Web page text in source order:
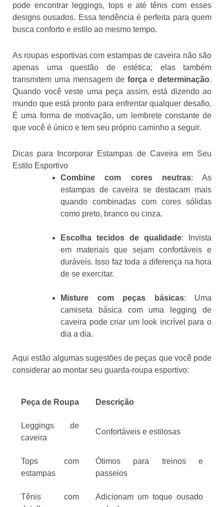
pode encontrar leggings, tops e até tênis com esses
designs ousados. Essa tendência é perfeita para quem
busca conforto e estilo ao mesmo tempo.
As roupas esportivas com estampas de caveira não são
apenas uma questão de estética; elas também
transmitem uma mensagem de força e determinação.
Quando você veste uma peça assim, está dizendo ao
mundo que está pronto para enfrentar qualquer desafio.
É uma forma de motivação, um lembrete constante de
que você é único e tem seu próprio caminho a seguir.
Dicas para Incorporar Estampas de Caveira em Seu
Estilo Esportivo
Combine com cores neutras: As
estampas de caveira se destacam mais
quando combinadas com cores sólidas
como preto, branco ou cinza.
Escolha tecidos de qualidade: Invista
em materiais que sejam confortáveis e
duráveis. Isso faz toda a diferença na hora
de se exercitar.
Misture com peças básicas: Uma
camiseta básica com uma legging de
caveira pode criar um look incrível para o
dia a dia.
Aqui estão algumas sugestões de peças que você pode
considerar ao montar seu guarda-roupa esportivo:
Peça de Roupa Descrição
Leggings de
caveira
Confortáveis e estilosas
Tops com
estampas
Ótimos para treinos e
passeios
Tênis com
Adicionam um toque ousado